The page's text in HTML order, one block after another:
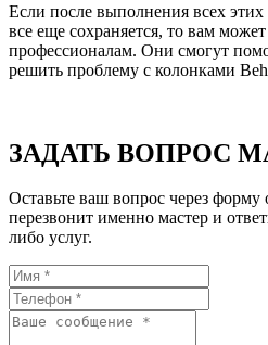
Если после выполнения всех
все еще сохраняется, то вам
профессионалам. Они смогут
решить проблему с колонками
ЗАДАТЬ ВОПРОС
Оставьте ваш вопрос через форму
перезвонит именно мастер и
либо услуг.